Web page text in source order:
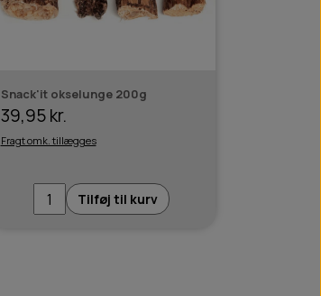
Snack'it okselunge 200g
39,95 kr.
Fragt omk. tillægges
Tilføj til kurv